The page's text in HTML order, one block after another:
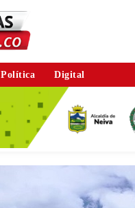
Política Digital